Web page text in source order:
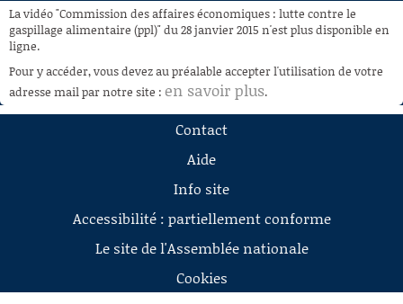
À LA DEMANDE
RECHERCHE
AIDE À LA DÉCOUPE
DE VIDÉOS
La vidéo "Commission des affaires économiques : lutte contre le
gaspillage alimentaire (ppl)" du 28 janvier 2015 n'est plus disponible en
ligne.
Pour y accéder, vous devez au préalable accepter l'utilisation de votre
adresse mail par notre site : en savoir plus.
Contact
Aide
Info site
Accessibilité : partiellement conforme
Le site de l'Assemblée nationale
Cookies